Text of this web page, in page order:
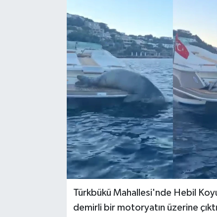
Türkbükü Mahallesi'nde Hebil
demirli bir motoryatın üzerine
Kültür - Sanat
Lider Haber TV Canlı Yayın izle